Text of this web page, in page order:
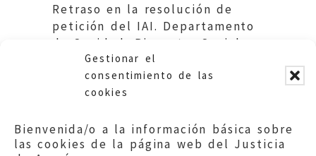
Gestionar el
consentimiento de las
cookies
Bienvenida/o a la información básica sobre
las cookies de la página web del Justicia
Retraso en la resolución de
petición del IAI. Departamento
de Sanidad, Bienestar Social y
Familia.